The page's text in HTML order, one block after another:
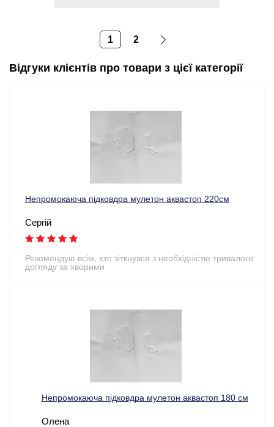
1 2
Відгуки клієнтів про товари з цієї категорії
Непромокаюча підковдра мулетон аквастоп 220см
Сергій
Рекомендую всім, хто зіткнувся з необхідністю тривалого
догляду за хворими
Непромокаюча підковдра мулетон аквастоп 180 см
Олена